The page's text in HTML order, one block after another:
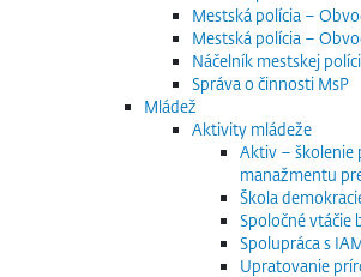
Mestská polícia –
Mestská polícia –
Náčelník mestskej
Správa o činnosti MsP
Mládež
Aktivity mládeže
Aktiv – školenie
manažmentu
Škola
Spoločné vtáčie
Spolupráca s
Upratovanie